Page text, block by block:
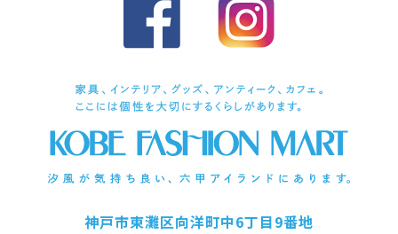
神戸市東灘区向洋町中6丁目9番地